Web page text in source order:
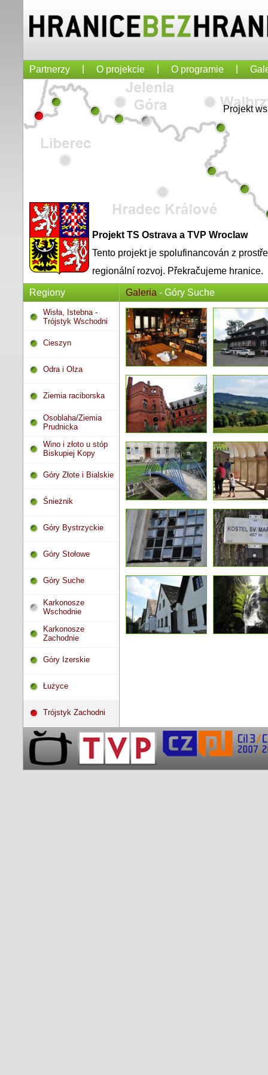
Partnerzy O projekcie O programie
Projekt
Projekt TS Ostrava a TVP Wroclaw
Tento projekt je spolufinancován z
regionální rozvoj. Překračujeme hranice.
Regiony
Wisła, Istebna -
Trójstyk Wschodni
Cieszyn
Odra i Olza
Ziemia raciborska
Osoblaha/Ziemia
Prudnicka
Wino i złoto u stóp
Biskupiej Kopy
Góry Złote i Bialskie
Śnieżnik
Góry Bystrzyckie
Góry Stołowe
Góry Suche
Karkonosze
Wschodnie
Karkonosze
Zachodnie
Góry Izerskie
Łużyce
Trójstyk Zachodni
Galeria - Góry Suche